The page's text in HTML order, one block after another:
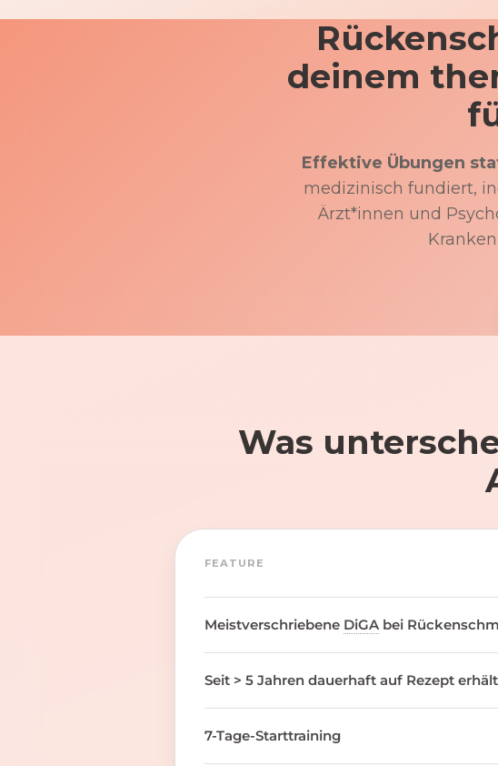
deinem
Effektive Übungen
medizinisch fundiert,
Ärzt*innen und
Was
FEATURE
Meistverschriebene DiGA bei
Seit > 5 Jahren dauerhaft auf Rezept
7-Tage-Starttraining